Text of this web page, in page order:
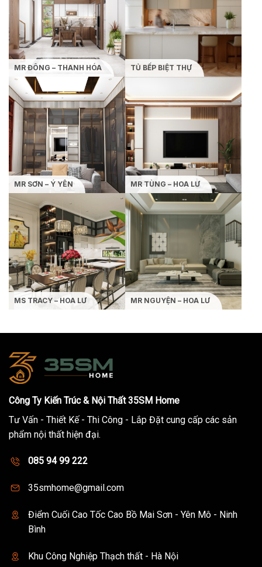
MR ĐÔNG – THANH HÓA TỦ BẾP BIỆT THỰ
MR SƠN – Ý YÊN MR TÙNG – HOA LƯ
MS TRACY – HOA LƯ MR NGUYỆN – HOA LƯ
Công Ty Kiến Trúc & Nội Thất 35SM Home
Tư Vấn - Thiết Kế - Thi Công - Lắp Đặt cung cấp các sản
phẩm nội thất hiện đại.
085 94 99 222
35smhome@gmail.com
Điểm Cuối Cao Tốc Cao Bồ Mai Sơn - Yên Mô - Ninh
Bình
Khu Công Nghiệp Thạch thất - Hà Nội